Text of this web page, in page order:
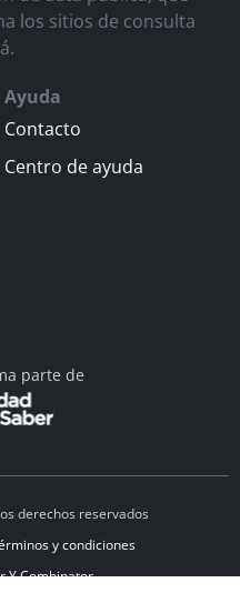
los sitios de consulta
Ayuda
Contacto
Centro de ayuda
parte de
derechos reservados
y condiciones
Y Combinator